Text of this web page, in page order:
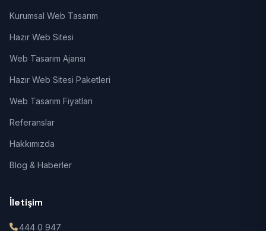
Kurumsal Web Tasarım
Hazır Web Sitesi
Web Tasarım Ajansı
Hazır Web Sitesi Paketleri
Web Tasarım Fiyatları
Referanslar
Hakkımızda
Blog & Haberler
İletişim
444 0 947